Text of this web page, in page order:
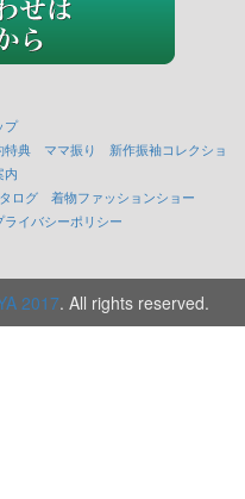
プ
特典 ママ振り
新作振袖コレクショ
内
ログ
着物ファッションショー
ライバシーポリシー
2017. All rights reserved.